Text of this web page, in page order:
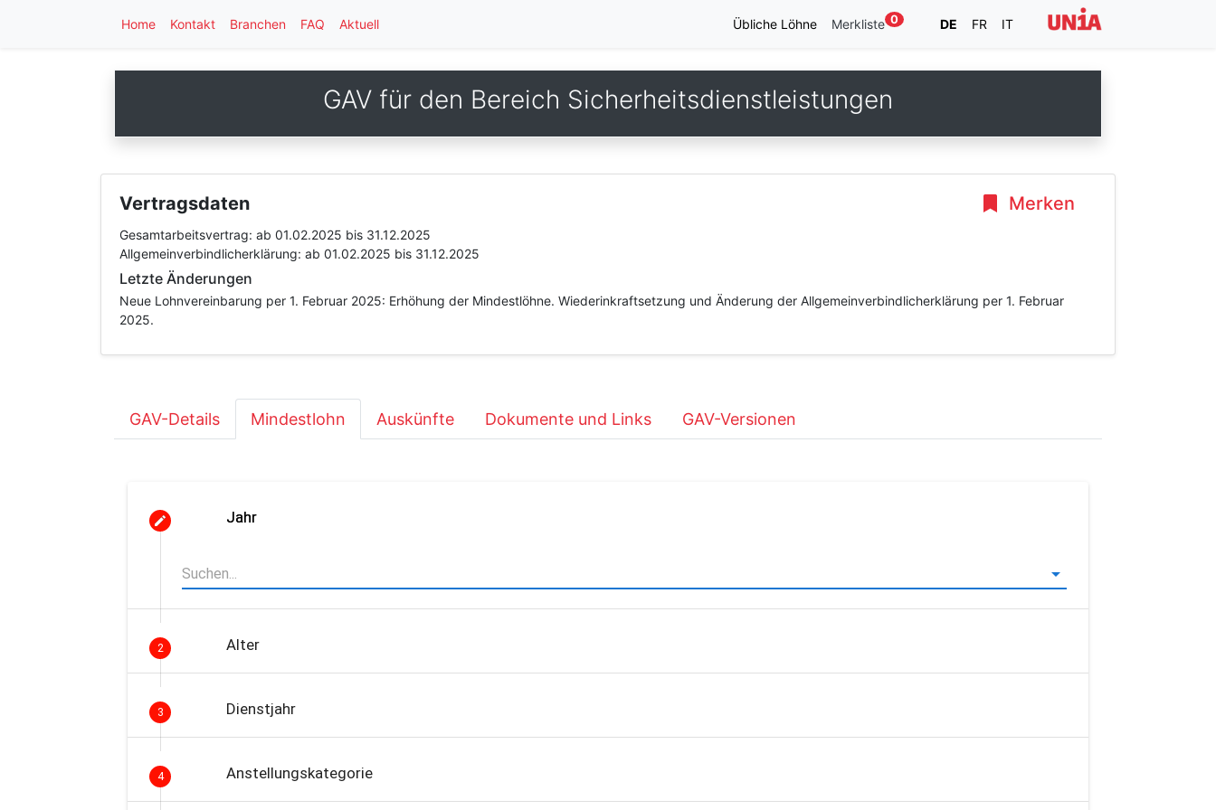
Home Kontakt Branchen FAQ Aktuell Übliche Löhne Merkliste 0 DE FR IT
GAV für den Bereich Sicherheitsdienstleistungen
Merken
Vertragsdaten
Gesamtarbeitsvertrag: ab 01.02.2025 bis 31.12.2025
Allgemeinverbindlicherklärung: ab 01.02.2025 bis 31.12.2025
Letzte Änderungen
Neue Lohnvereinbarung per 1. Februar 2025: Erhöhung der Mindestlöhne. Wiederinkraftsetzung und Änderung der Allgemeinverbindlicherklärung per 1. Februar
2025.
GAV-Details Mindestlohn Auskünfte Dokumente und Links GAV-Versionen
Jahr
2 Alter
3 Dienstjahr
4 Anstellungskategorie